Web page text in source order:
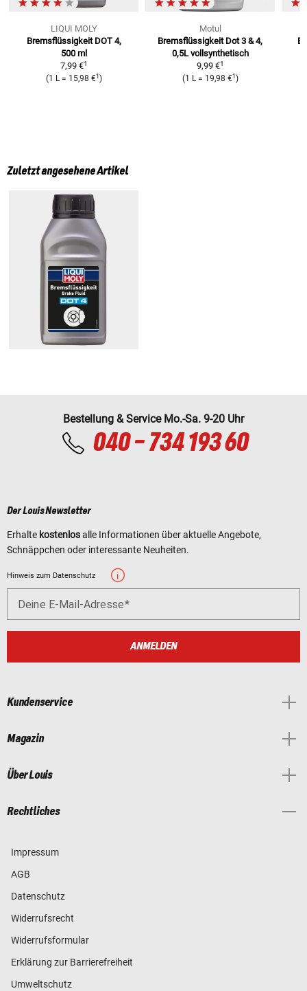
LIQUI MOLY
Bremsflüssigkeit DOT 4,
500 ml
7,99 €1
(1 L= 15,98 €1 )
Motul
Bremsflüssigkeit Dot 3 & 4,
0,5L vollsynthetisch
9,99 €1
(1 L= 19,98 €1 )
Zuletzt angesehene Artikel
Bestellung & Service Mo.-Sa. 9-20 Uhr
040 - 734 193 60
Der Louis Newsletter
Erhalte kostenlosalle Informationen über aktuelle Angebote,
Schnäppchen oder interessante Neuheiten.
Hinweis zum Datenschutz
Deine E-Mail-Adresse
ANMELDEN
Kundenservice
Magazin
Über Louis
Rechtliches
Impressum
AGB
Datenschutz
Widerrufsrecht
Widerrufsformular
Erklärung zur Barrierefreiheit
Umweltschutz